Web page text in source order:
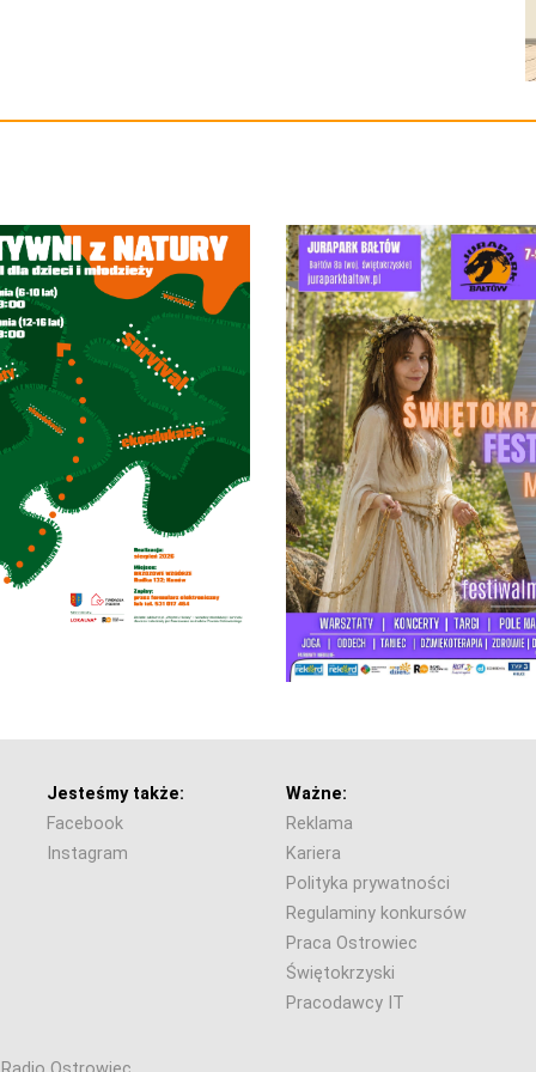
Jesteśmy także:
Facebook
Instagram
Ważne:
Reklama
Kariera
Polityka prywatności
Regulaminy konkursów
Praca Ostrowiec
Świętokrzyski
Pracodawcy IT